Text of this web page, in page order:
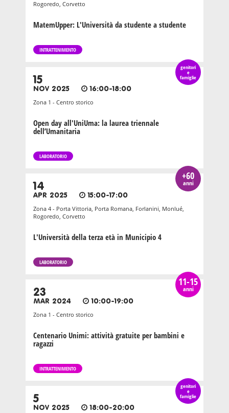
Rogoredo, Corvetto
MatemUpper: L'Università da studente a studente
INTRATTENIMENTO
genitori
e
famiglie
15
NOV 2025 16:00-18:00
Zona 1 - Centro storico
Open day all'UniUma: la laurea triennale
dell’Umanitaria
LABORATORIO
+60
anni
14
APR 2025 15:00-17:00
Zona 4 - Porta Vittoria, Porta Romana, Forlanini, Monlué,
Rogoredo, Corvetto
L'Università della terza età in Municipio 4
LABORATORIO
11-15
anni
23
MAR 2024 10:00-19:00
Zona 1 - Centro storico
Centenario Unimi: attività gratuite per bambini e
ragazzi
INTRATTENIMENTO
genitori
e
famiglie
5
NOV 2025 18:00-20:00